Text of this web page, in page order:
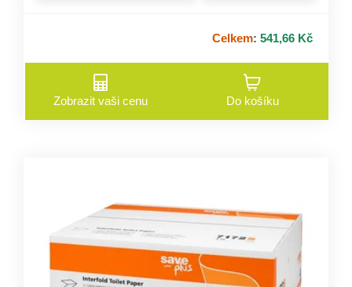
Celkem: 541,66 Kč
Zobrazit vaši cenu Do košíku